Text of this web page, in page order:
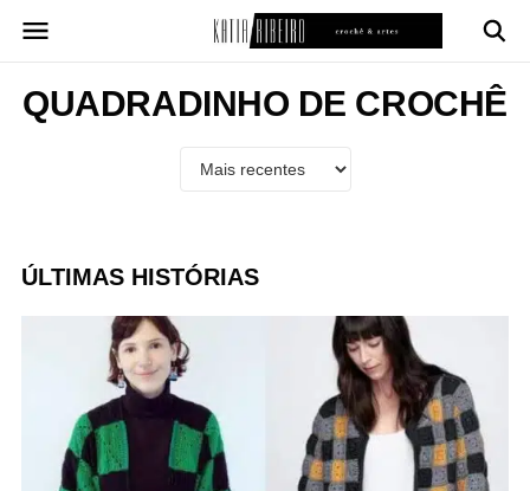
para
conteúdo
QUADRADINHO DE CROCHÊ
ÚLTIMAS HISTÓRIAS